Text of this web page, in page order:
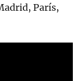
París,